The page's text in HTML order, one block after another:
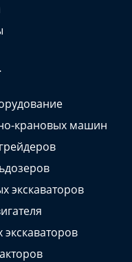
крановых машин
экскаваторов